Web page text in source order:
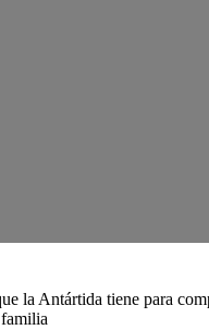
la Antártida tiene para